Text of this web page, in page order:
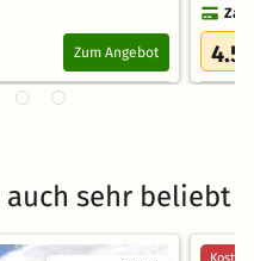
Zum Angebot 4.5
auch sehr beliebt